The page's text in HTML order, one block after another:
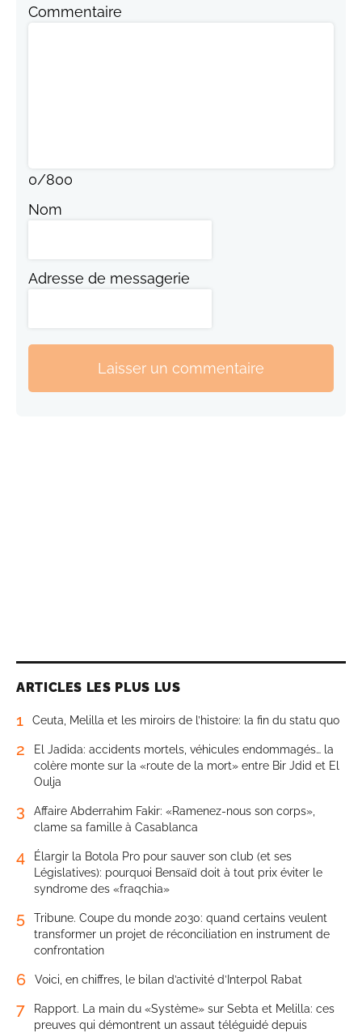
Commentaire
0/800
Nom
Adresse de messagerie
Laisser un commentaire
ARTICLES LES PLUS LUS
1 Ceuta, Melilla et les miroirs de l’histoire: la fin du statu quo
2
El Jadida: accidents mortels, véhicules endommagés… la
colère monte sur la «route de la mort» entre Bir Jdid et El
Oulja
3
Affaire Abderrahim Fakir: «Ramenez-nous son corps»,
clame sa famille à Casablanca
4
Élargir la Botola Pro pour sauver son club (et ses
Législatives): pourquoi Bensaïd doit à tout prix éviter le
syndrome des «fraqchia»
5
Tribune. Coupe du monde 2030: quand certains veulent
transformer un projet de réconciliation en instrument de
confrontation
6 Voici, en chiffres, le bilan d’activité d’Interpol Rabat
7
Rapport. La main du «Système» sur Sebta et Melilla: ces
preuves qui démontrent un assaut téléguidé depuis